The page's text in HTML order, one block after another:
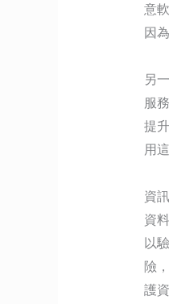
意
因
另
服
提
用
資
資
以
險
護